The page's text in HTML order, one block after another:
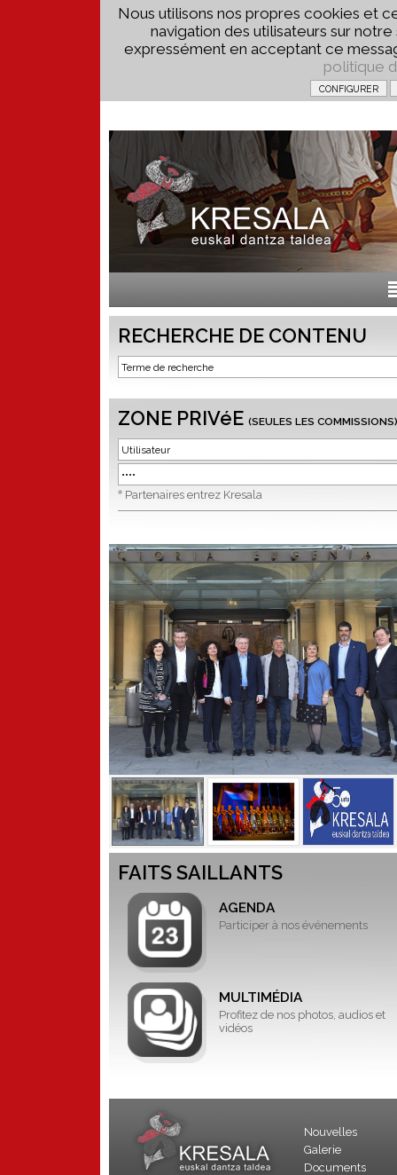
Nous utilisons nos propres cookies et
navigation des utilisateurs sur
expressément en acceptant ce
politique
RECHERCHE DE CONTENU
ZONE PRIVéE (SEULES LES COMMISSIONS)
* Partenaires entrez Kresala
FAITS SAILLANTS
AGENDA
Participer à nos événements
MULTIMÉDIA
Profitez de nos photos, audios et
vidéos
Nouvelles
Galerie
Documents